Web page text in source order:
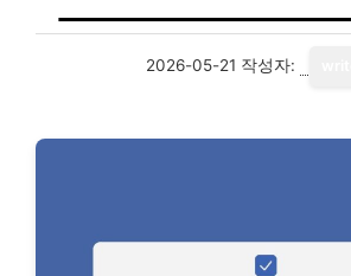
2026-05-21 작성자: